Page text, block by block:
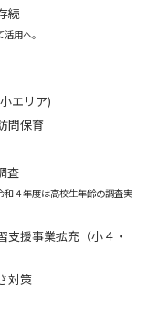
続
用へ。
エリア)
問保育
査
４年度は高校生年齢の調査実
支援事業拡充（小４・
対策